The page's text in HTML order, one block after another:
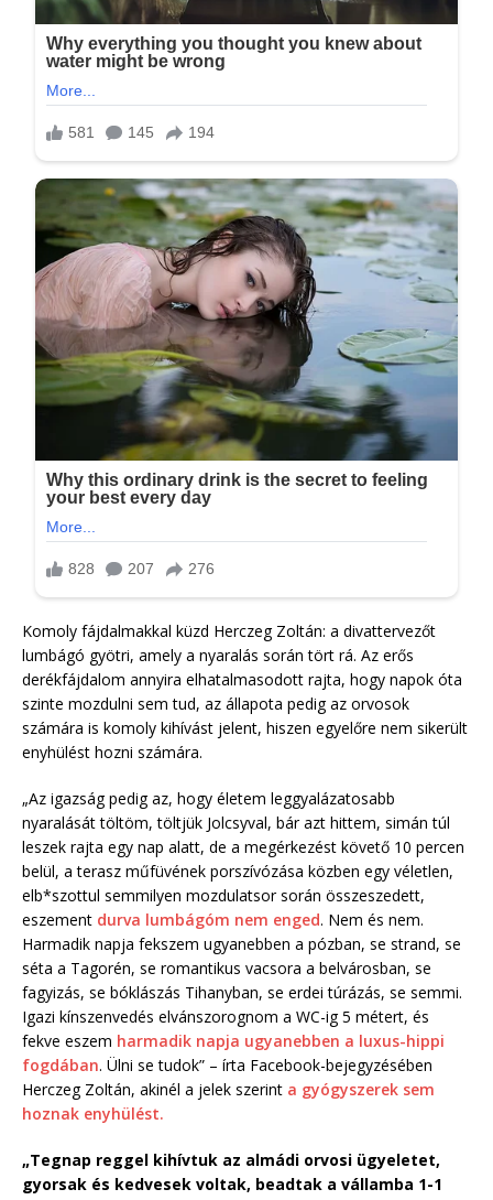
Komoly fájdalmakkal küzd Herczeg Zoltán: a divattervezőt
lumbágó gyötri, amely a nyaralás során tört rá. Az erős
derékfájdalom annyira elhatalmasodott rajta, hogy napok óta
szinte mozdulni sem tud, az állapota pedig az orvosok
számára is komoly kihívást jelent, hiszen egyelőre nem sikerült
enyhülést hozni számára.
„Az igazság pedig az, hogy életem leggyalázatosabb
nyaralását töltöm, töltjük Jolcsyval, bár azt hittem, simán túl
leszek rajta egy nap alatt, de a megérkezést követő 10 percen
belül, a terasz műfüvének porszívózása közben egy véletlen,
elb*szottul semmilyen mozdulatsor során összeszedett,
eszement durva lumbágóm nem enged. Nem és nem.
Harmadik napja fekszem ugyanebben a pózban, se strand, se
séta a Tagorén, se romantikus vacsora a belvárosban, se
fagyizás, se bóklászás Tihanyban, se erdei túrázás, se semmi.
Igazi kínszenvedés elvánszorognom a WC-ig 5 métert, és
fekve eszem harmadik napja ugyanebben a luxus-hippi
fogdában. Ülni se tudok” – írta Facebook-bejegyzésében
Herczeg Zoltán, akinél a jelek szerint a gyógyszerek sem
hoznak enyhülést.
„Tegnap reggel kihívtuk az almádi orvosi ügyeletet,
gyorsak és kedvesek voltak, beadtak a vállamba 1-1